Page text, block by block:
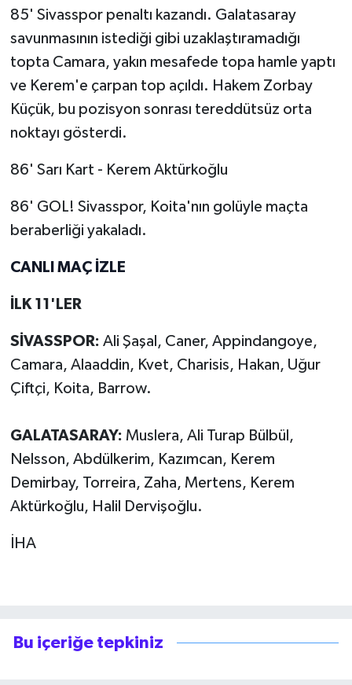
85' Sivasspor penaltı kazandı. Galatasaray
savunmasının istediği gibi uzaklaştıramadığı
topta Camara, yakın mesafede topa hamle yaptı
ve Kerem'e çarpan top açıldı. Hakem Zorbay
Küçük, bu pozisyon sonrası tereddütsüz orta
noktayı gösterdi.
86' Sarı Kart - Kerem Aktürkoğlu
86' GOL! Sivasspor, Koita'nın golüyle maçta
beraberliği yakaladı.
CANLI MAÇ İZLE
İLK 11'LER
SİVASSPOR: Ali Şaşal, Caner, Appindangoye,
Camara, Alaaddin, Kvet, Charisis, Hakan, Uğur
Çiftçi, Koita, Barrow.
GALATASARAY: Muslera, Ali Turap Bülbül,
Nelsson, Abdülkerim, Kazımcan, Kerem
Demirbay, Torreira, Zaha, Mertens, Kerem
Aktürkoğlu, Halil Dervişoğlu.
İHA
Bu içeriğe tepkiniz